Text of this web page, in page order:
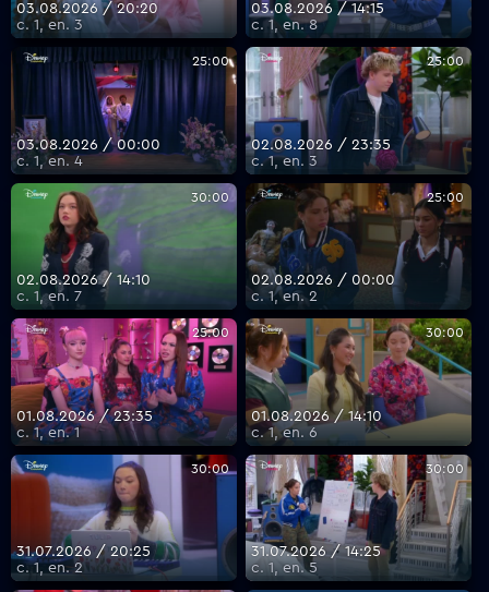
03.08.2026 / 20:20
с. 1, еп. 3
03.08.2026 / 14:15
с. 1, еп. 8
25:00
03.08.2026 / 00:00
с. 1, еп. 4
25:00
02.08.2026 / 23:35
с. 1, еп. 3
30:00
02.08.2026 / 14:10
с. 1, еп. 7
25:00
02.08.2026 / 00:00
с. 1, еп. 2
25:00
01.08.2026 / 23:35
с. 1, еп. 1
30:00
01.08.2026 / 14:10
с. 1, еп. 6
30:00
31.07.2026 / 20:25
с. 1, еп. 2
30:00
31.07.2026 / 14:25
с. 1, еп. 5